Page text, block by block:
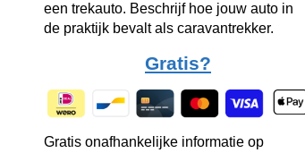
een trekauto. Beschrijf hoe jouw auto in
de praktijk bevalt als caravantrekker.
Gratis?
Gratis onafhankelijke informatie op